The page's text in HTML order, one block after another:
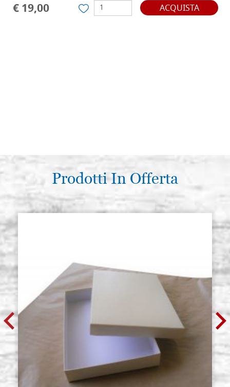
€ 19,00 ACQUISTA
Prodotti In Offerta